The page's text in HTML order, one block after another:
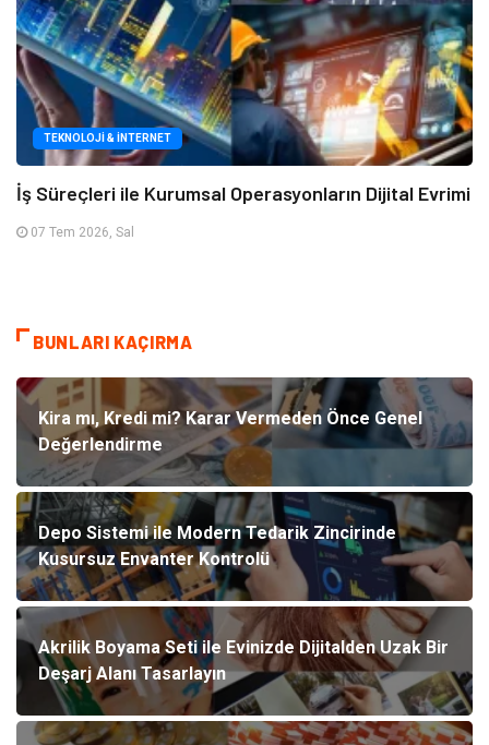
TEKNOLOJI & İNTERNET
İş Süreçleri ile Kurumsal Operasyonların Dijital Evrimi
07 Tem 2026, Sal
BUNLARI KAÇIRMA
Kira mı, Kredi mi? Karar Vermeden Önce Genel
Değerlendirme
Depo Sistemi ile Modern Tedarik Zincirinde
Kusursuz Envanter Kontrolü
Akrilik Boyama Seti ile Evinizde Dijitalden Uzak Bir
Deşarj Alanı Tasarlayın